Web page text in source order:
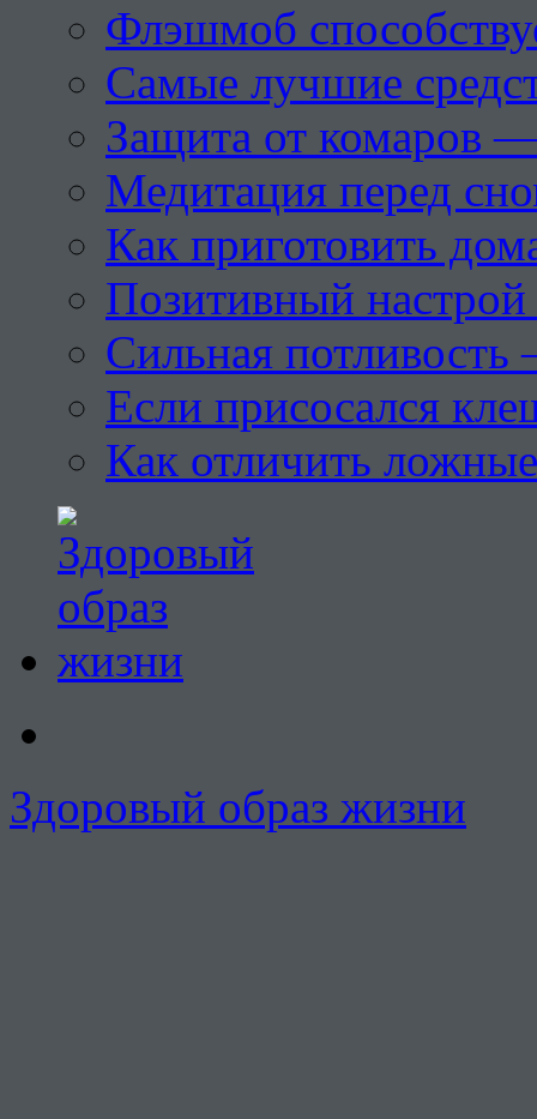
Флэшмоб
Самые лучшие
Защита от комаров
Медитация перед
Как приготовить
Позитивный настрой
Сильная потливость
Если присосался
Как отличить
Здоровый образ жизни